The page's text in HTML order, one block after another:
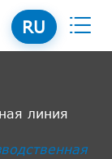
RU 
линия